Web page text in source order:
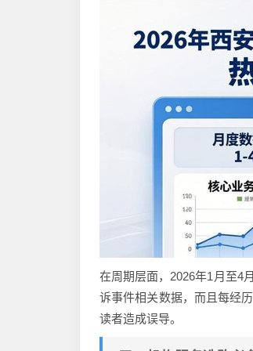
在周期层面，2026年1月至4
诉事件相关数据，而且每经
读者造成误导。